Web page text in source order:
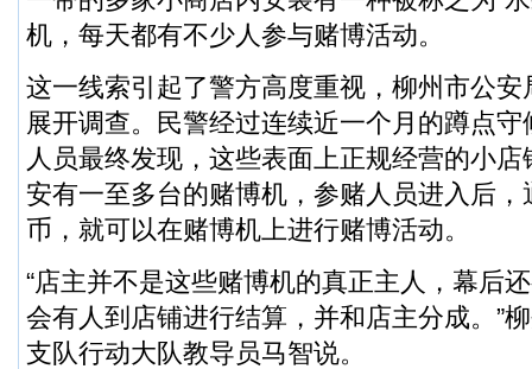
机，每天都有不少人参与赌博活动。
这一线索引起了警方高度重视，柳州市公
展开调查。民警经过连续近一个月的蹲点
人员最终发现，这些表面上正规经营的小
安有一至多台的赌博机，参赌人员进入后
币，就可以在赌博机上进行赌博活动。
“店主并不是这些赌博机的真正主人，幕后
会有人到店铺进行结算，并和店主分成。”
支队行动大队教导员马智说。